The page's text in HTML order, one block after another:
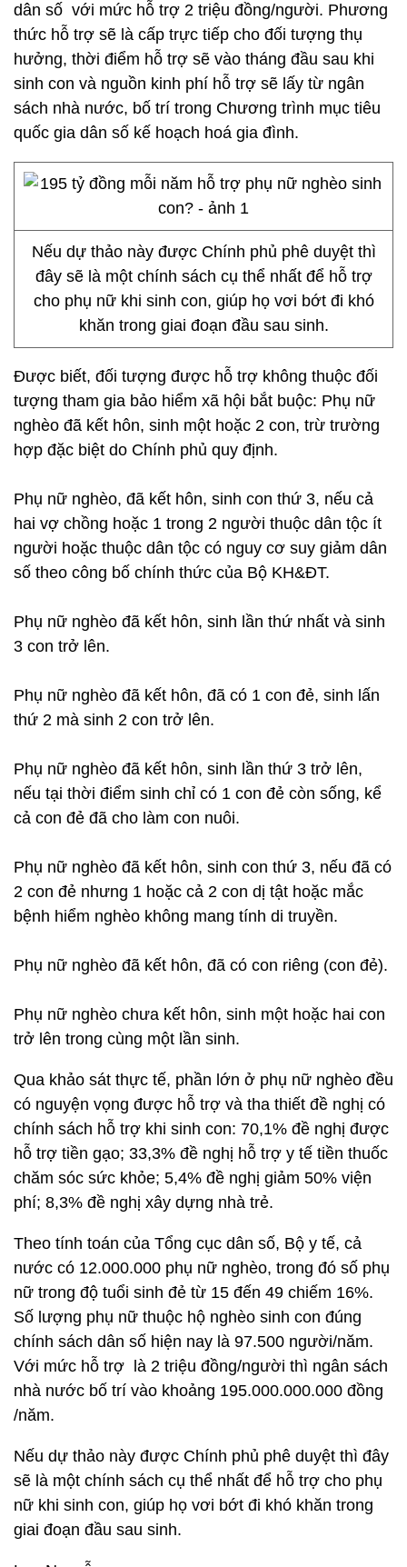
dân số với mức hỗ trợ 2 triệu đồng/người. Phương
thức hỗ trợ sẽ là cấp trực tiếp cho đối tượng thụ
hưởng, thời điểm hỗ trợ sẽ vào tháng đầu sau khi
sinh con và nguồn kinh phí hỗ trợ sẽ lấy từ ngân
sách nhà nước, bố trí trong Chương trình mục tiêu
quốc gia dân số kế hoạch hoá gia đình.
Nếu dự thảo này được Chính phủ phê duyệt thì
đây sẽ là một chính sách cụ thể nhất để hỗ trợ
cho phụ nữ khi sinh con, giúp họ vơi bớt đi khó
khăn trong giai đoạn đầu sau sinh.
Được biết, đối tượng được hỗ trợ không thuộc đối
tượng tham gia bảo hiểm xã hội bắt buộc: Phụ nữ
nghèo đã kết hôn, sinh một hoặc 2 con, trừ trường
hợp đặc biệt do Chính phủ quy định.
Phụ nữ nghèo, đã kết hôn, sinh con thứ 3, nếu cả
hai vợ chồng hoặc 1 trong 2 người thuộc dân tộc ít
người hoặc thuộc dân tộc có nguy cơ suy giảm dân
số theo công bố chính thức của Bộ KH&ĐT.
Phụ nữ nghèo đã kết hôn, sinh lần thứ nhất và sinh
3 con trở lên.
Phụ nữ nghèo đã kết hôn, đã có 1 con đẻ, sinh lấn
thứ 2 mà sinh 2 con trở lên.
Phụ nữ nghèo đã kết hôn, sinh lần thứ 3 trở lên,
nếu tại thời điểm sinh chỉ có 1 con đẻ còn sống, kể
cả con đẻ đã cho làm con nuôi.
Phụ nữ nghèo đã kết hôn, sinh con thứ 3, nếu đã có
2 con đẻ nhưng 1 hoặc cả 2 con dị tật hoặc mắc
bệnh hiểm nghèo không mang tính di truyền.
Phụ nữ nghèo đã kết hôn, đã có con riêng (con đẻ).
Phụ nữ nghèo chưa kết hôn, sinh một hoặc hai con
trở lên trong cùng một lần sinh.
Qua khảo sát thực tế, phần lớn ở phụ nữ nghèo đều
có nguyện vọng được hỗ trợ và tha thiết đề nghị có
chính sách hỗ trợ khi sinh con: 70,1% đề nghị được
hỗ trợ tiền gạo; 33,3% đề nghị hỗ trợ y tế tiền thuốc
chăm sóc sức khỏe; 5,4% đề nghị giảm 50% viện
phí; 8,3% đề nghị xây dựng nhà trẻ.
Theo tính toán của Tổng cục dân số, Bộ y tế, cả
nước có 12.000.000 phụ nữ nghèo, trong đó số phụ
nữ trong độ tuổi sinh đẻ từ 15 đến 49 chiếm 16%.
Số lượng phụ nữ thuộc hộ nghèo sinh con đúng
chính sách dân số hiện nay là 97.500 người/năm.
Với mức hỗ trợ là 2 triệu đồng/người thì ngân sách
nhà nước bố trí vào khoảng 195.000.000.000 đồng
/năm.
Nếu dự thảo này được Chính phủ phê duyệt thì đây
sẽ là một chính sách cụ thể nhất để hỗ trợ cho phụ
nữ khi sinh con, giúp họ vơi bớt đi khó khăn trong
giai đoạn đầu sau sinh.